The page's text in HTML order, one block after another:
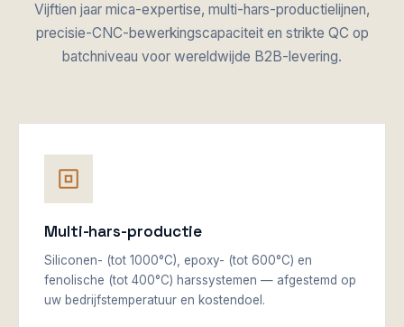
Vijftien jaar mica-expertise, multi-hars-productielijnen,
precisie-CNC-bewerkingscapaciteit en strikte QC op
batchniveau voor wereldwijde B2B-levering.
Multi-hars-productie
Siliconen- (tot 1000°C), epoxy- (tot 600°C) en
fenolische (tot 400°C) harssystemen — afgestemd op
uw bedrijfstemperatuur en kostendoel.